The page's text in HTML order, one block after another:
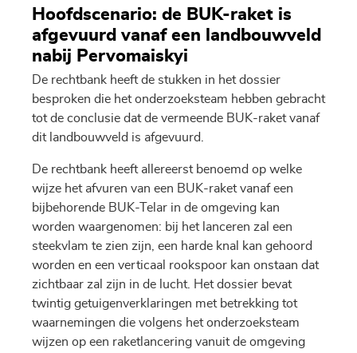
Hoofdscenario: de BUK-raket is
afgevuurd vanaf een landbouwveld
nabij Pervomaiskyi
De rechtbank heeft de stukken in het dossier
besproken die het onderzoeksteam hebben gebracht
tot de conclusie dat de vermeende BUK-raket vanaf
dit landbouwveld is afgevuurd.
De rechtbank heeft allereerst benoemd op welke
wijze het afvuren van een BUK-raket vanaf een
bijbehorende BUK-Telar in de omgeving kan
worden waargenomen: bij het lanceren zal een
steekvlam te zien zijn, een harde knal kan gehoord
worden en een verticaal rookspoor kan onstaan dat
zichtbaar zal zijn in de lucht. Het dossier bevat
twintig getuigenverklaringen met betrekking tot
waarnemingen die volgens het onderzoeksteam
wijzen op een raketlancering vanuit de omgeving